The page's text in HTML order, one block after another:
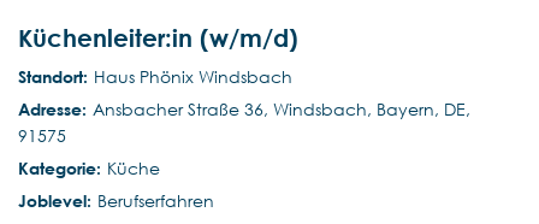
Küchenleiter:in (w/m/d)
Haus Phönix Windsbach
Ansbacher Straße 36, Windsbach, Bayern, DE,
91575
Küche
Berufserfahren